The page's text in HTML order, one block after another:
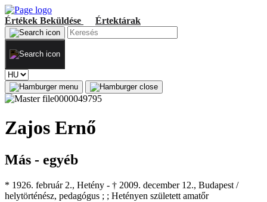
Értékek Beküldése Értektárak
Zajos Ernő
Más - egyéb
* 1926. február 2., Hetény - † 2009. december 12., Budapest /
helytörténész, pedagógus ; ; Hetényen született amatőr